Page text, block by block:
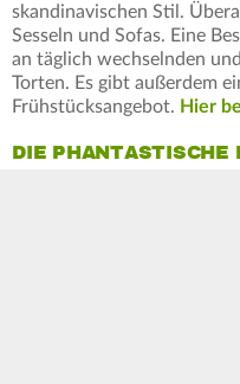
skandinavischen Stil.
Sesseln und Sofas. Eine
an täglich wechselnden
Torten. Es gibt außerdem
Frühstücksangebot. Hier
DIE